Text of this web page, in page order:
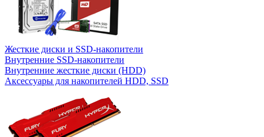
Жесткие диски и SSD-накопители
Внутренние SSD-накопители
Внутренние жесткие диски (HDD)
Аксессуары для накопителей HDD, SSD